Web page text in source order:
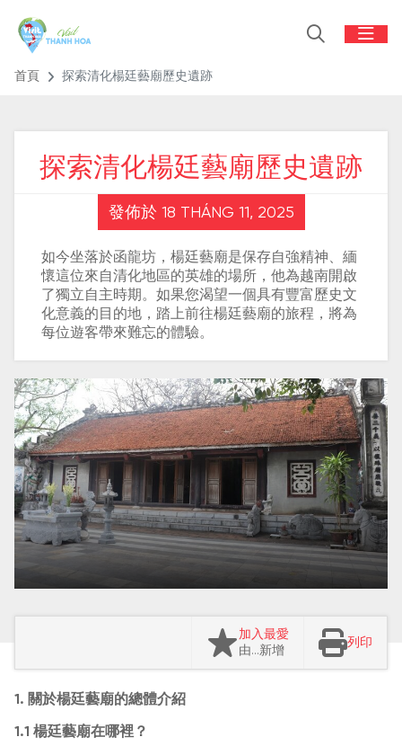
首頁 探索清化楊廷藝廟歷史遺跡
探索清化楊廷藝廟歷史遺跡
發佈於 18 THÁNG 11, 2025
如今坐落於函龍坊，楊廷藝廟是保存自強精神、緬
懷這位來自清化地區的英雄的場所，他為越南開啟
了獨立自主時期。如果您渴望一個具有豐富歷史文
化意義的目的地，踏上前往楊廷藝廟的旅程，將為
每位遊客帶來難忘的體驗。
加入最愛
由…新增
列印
1. 關於楊廷藝廟的總體介紹
1.1 楊廷藝廟在哪裡？